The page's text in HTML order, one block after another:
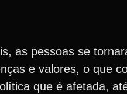
as pessoas se
e valores, o que
que é afetada,